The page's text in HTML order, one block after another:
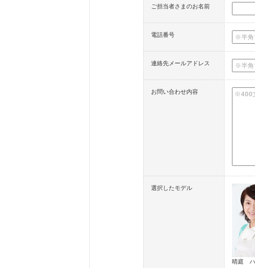
ご担当者さまのお名前
電話番号
連絡先メールアドレス
お問い合わせ内容
選択したモデル
晴庭